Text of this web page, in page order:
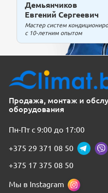
Демьянчиков
Евгений Сергеевич
Мастер систем
с 10-летним опытом
Продажа, монтаж и
оборудования
Пн-Пт с 9:00 до 17:00
+375 29 371 08 50
+375 17 375 08 50
Мы в Instagram